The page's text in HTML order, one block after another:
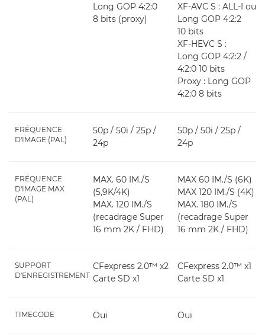
Long GOP 4:2:0
8 bits (proxy)
XF-AVC S : ALL-I ou
Long GOP 4:2:2
10 bits
XF-HEVC S :
Long GOP 4:2:2 /
4:2:0 10 bits
Proxy : Long GOP
4:2:0 8 bits
FRÉQUENCE
D'IMAGE (PAL)
50p / 50i / 25p /
24p
50p / 50i / 25p /
24p
FRÉQUENCE
D'IMAGE MAX
(PAL)
MAX. 60 IM./S
(5,9K/4K)
MAX. 120 IM./S
(recadrage Super
16 mm 2K / FHD)
MAX 60 IM./S (6K)
MAX 120 IM./S (4K)
MAX. 180 IM./S
(recadrage Super
16 mm 2K / FHD)
SUPPORT
D'ENREGISTREMENT
CFexpress 2.0™ x2
Carte SD x1
CFexpress 2.0™ x1
Carte SD x1
TIMECODE Oui Oui